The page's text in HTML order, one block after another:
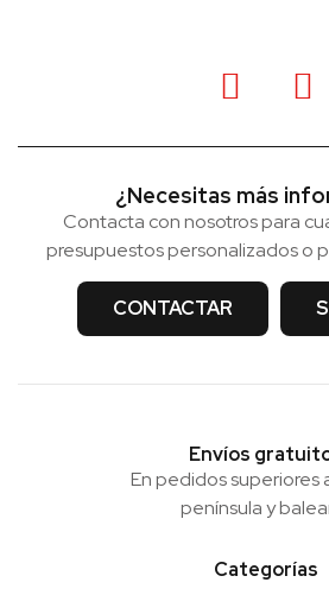
¿Necesitas más
Contacta con nosotros para
presupuestos personalizados o
CONTACTAR
Envíos
En pedidos superiores
península y
Categorías